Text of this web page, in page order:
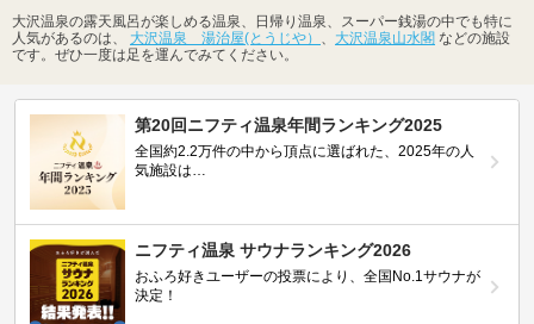
大沢温泉の露天風呂が楽しめる温泉、日帰り温泉、スーパー銭湯の中でも特に
人気があるのは、 大沢温泉 湯治屋(とうじや） 、 大沢温泉山水閣 などの施設
です。ぜひ一度は足を運んでみてください。
第20回ニフティ温泉年間ランキング2025
全国約2.2万件の中から頂点に選ばれた、2025年の人
気施設は…
ニフティ温泉 サウナランキング2026
おふろ好きユーザーの投票により、全国No.1サウナが
決定！